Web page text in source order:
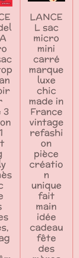
3
LANCE
L sac
micro
mini
carré
marque
luxe
chic
made in
France
vintage
refashi
on
pièce
créatio
n
unique
fait
main
idée
cadeau
fête
des